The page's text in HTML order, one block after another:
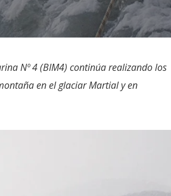
Nº 4 (BIM4) continúa realizando los
en el glaciar Martial y en